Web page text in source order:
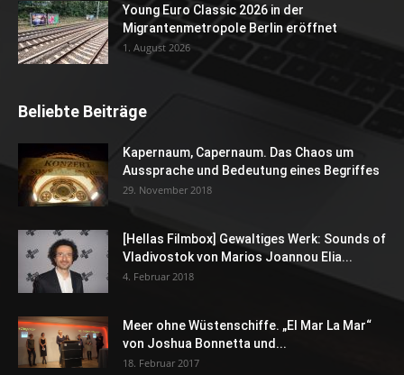
Young Euro Classic 2026 in der
Migrantenmetropole Berlin eröffnet
1. August 2026
Beliebte Beiträge
Kapernaum, Capernaum. Das Chaos um
Aussprache und Bedeutung eines Begriffes
29. November 2018
[Hellas Filmbox] Gewaltiges Werk: Sounds of
Vladivostok von Marios Joannou Elia...
4. Februar 2018
Meer ohne Wüstenschiffe. „El Mar La Mar“
von Joshua Bonnetta und...
18. Februar 2017